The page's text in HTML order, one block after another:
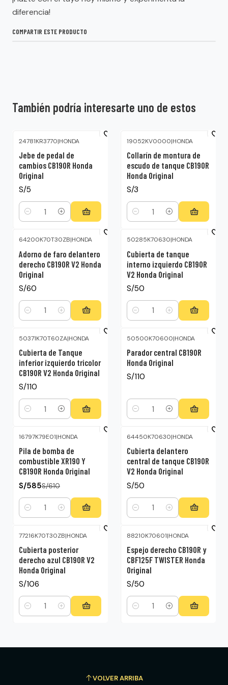
diferencia!
COMPARTIR ESTE PRODUCTO
También podría interesarte uno de estos
24781KR3770|HONDA
Jebe de pedal de
cambios CB190R Honda
Original
S/5
Cantidad
19052KV0000|HONDA
Collarín de montura de
escudo de tanque CB190R
Honda Original
S/3
Cantidad
64200K70T30ZB|HONDA
Adorno de faro delantero
derecho CB190R V2 Honda
Original
S/60
Cantidad
50285K70630|HONDA
Cubierta de tanque
interno izquierdo CB190R
V2 Honda Original
S/50
Cantidad
50371K70T60ZA|HONDA
Cubierta de Tanque
inferior izquierdo tricolor
CB190R V2 Honda Original
S/110
Cantidad
50500K70600|HONDA
Parador central CB190R
Honda Original
S/110
Cantidad
16797K79E01|HONDA
Pila de bomba de
combustible XR190 Y
CB190R Honda Original
S/585S/610
Cantidad
64450K70630|HONDA
Cubierta delantero
central de tanque CB190R
V2 Honda Original
S/50
Cantidad
77216K70T30ZB|HONDA
Cubierta posterior
derecho azul CB190R V2
Honda Original
S/106
Cantidad
88210K70601|HONDA
Espejo derecho CB190R y
CBF125F TWISTER Honda
Original
S/50
Cantidad
VOLVER ARRIBA